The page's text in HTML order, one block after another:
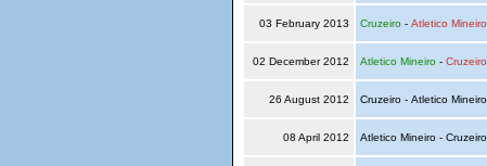
03 February 2013 Cruzeiro- Atletico Mineiro
02 December 2012 Atletico Mineiro- Cruzeiro
26 August 2012 Cruzeiro - Atletico Mineiro
08 April 2012 Atletico Mineiro - Cruzeiro